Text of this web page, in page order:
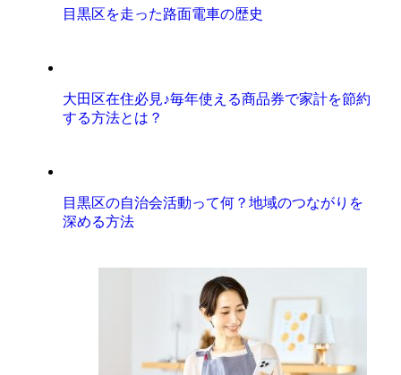
目黒区を走った路面電車の歴史
大田区在住必見♪毎年使える商品券で家計を節約
する方法とは？
目黒区の自治会活動って何？地域のつながりを
深める方法